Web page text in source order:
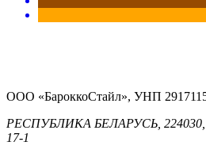
ООО «БароккоСтайл», УНП
РЕСПУБЛИКА БЕЛАРУСЬ, 224030, г.
17-1